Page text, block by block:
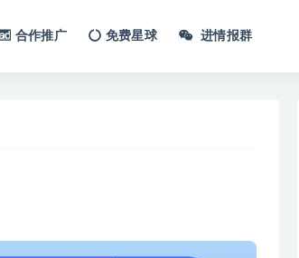
合作推广 免费星球 进情报群